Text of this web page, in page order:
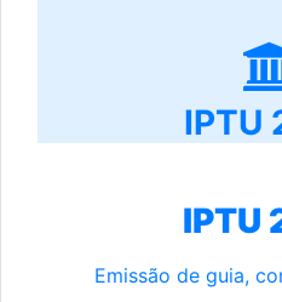
IPTU
IPTU
Emissão de guia,